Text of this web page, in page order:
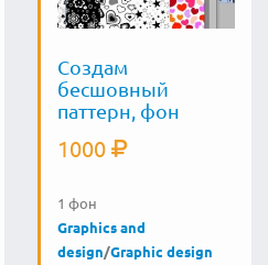
Создам
бесшовный
паттерн, фон
1000
1 фон
Graphics and
design/Graphic design